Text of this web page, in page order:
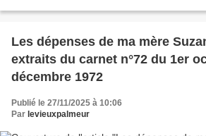
Les dépenses de ma mère
extraits du carnet n°72 du 1er
décembre 1972
Publié le 27/11/2025 à 10:06
Par levieuxpalmeur